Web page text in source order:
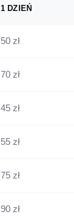
1 DZIEŃ
50 zł
70 zł
45 zł
55 zł
75 zł
90 zł